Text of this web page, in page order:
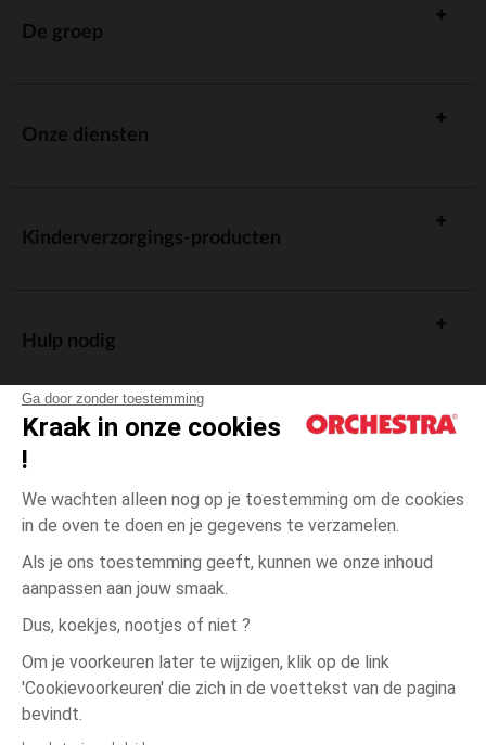
Ga door zonder toestemming
Kraak in onze cookies
!
We wachten alleen nog op je toestemming om de cookies
in de oven te doen en je gegevens te verzamelen.
Als je ons toestemming geeft, kunnen we onze inhoud
aanpassen aan jouw smaak.
Dus, koekjes, nootjes of niet ?
Om je voorkeuren later te wijzigen, klik op de link
'Cookievoorkeuren' die zich in de voettekst van de pagina
bevindt.
Beige Beige
één
De groep
Onze diensten
Kinderverzorgings-producten
Hulp nodig
Algemene verkoopsvoorwaarden
Wettelijke bepalingen
Persoonsgegevens